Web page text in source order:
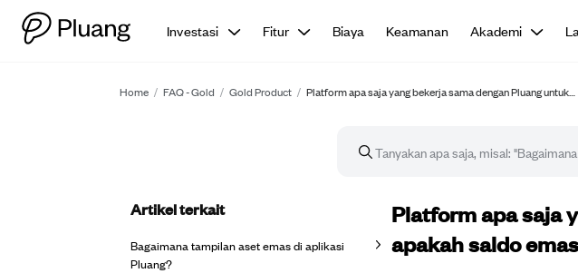
Investasi Fitur Biaya Keamanan Akademi
Home / FAQ - Gold / Gold Product / Platform apa saja yang bekerja sama dengan Pluang untuk…
Artikel FAQ
Platform apa saja
apakah saldo
Artikel terkait
Bagaimana tampilan aset emas di aplikasi
Pluang?